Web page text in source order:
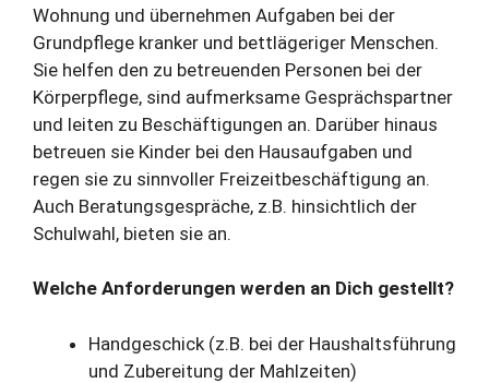
Wohnung und übernehmen Aufgaben bei der
Grundpflege kranker und bettlägeriger Menschen.
Sie helfen den zu betreuenden Personen bei der
Körperpflege, sind aufmerksame Gesprächspartner
und leiten zu Beschäftigungen an. Darüber hinaus
betreuen sie Kinder bei den Hausaufgaben und
regen sie zu sinnvoller Freizeitbeschäftigung an.
Auch Beratungsgespräche, z.B. hinsichtlich der
Schulwahl, bieten sie an.
Welche Anforderungen werden an Dich gestellt?
Handgeschick (z.B. bei der Haushaltsführung
und Zubereitung der Mahlzeiten)